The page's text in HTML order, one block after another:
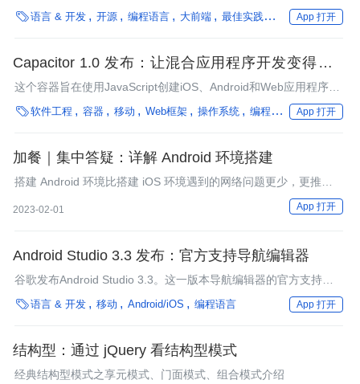
语言 & 开发 开源 编程语言 大前端 最佳实践 社区 企业动态
App 打开
Capacitor 1.0 发布：让混合应用程序开发变得更容
易
这个容器旨在使用JavaScript创建iOS、Android和Web应用程序，
为构建可访问原生特性的跨平台应用程序带来了新的视角。
软件工程 容器 移动 Web框架 操作系统 编程语言 微服务
App 打开
加餐｜集中答疑：详解 Android 环境搭建
搭建 Android 环境比搭建 iOS 环境遇到的网络问题更少，更推荐新
2023-02-01 App 打开
Android Studio 3.3 发布：官方支持导航编辑器
谷歌发布Android Studio 3.3。这一版本导航编辑器的官方支持、
Kotlin和IntelliJ平台的更新。
语言 & 开发 移动 Android/iOS 编程语言 App 打开
结构型：通过 jQuery 看结构型模式
经典结构型模式之享元模式、门面模式、组合模式介绍